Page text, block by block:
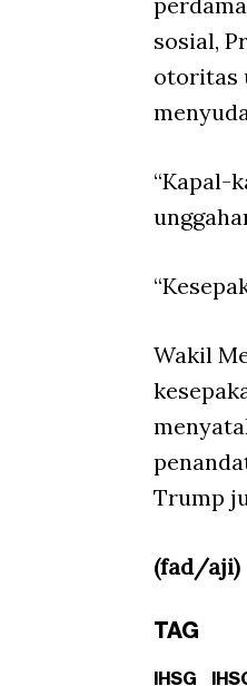
sosial,
otoritas
“Kapal-
Wakil
Trump
(fad/aji)
TAG
IHSG